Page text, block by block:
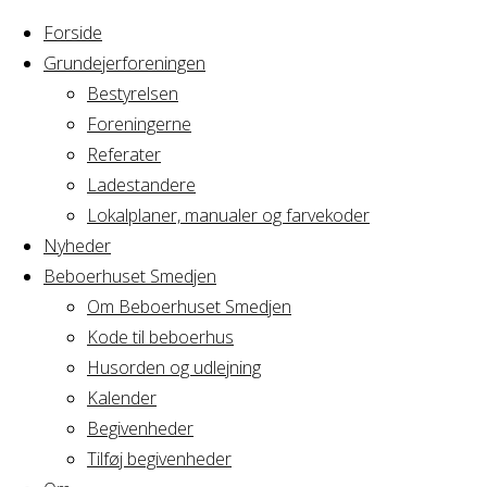
Forside
Grundejerforeningen
Bestyrelsen
Foreningerne
Referater
Ladestandere
Lokalplaner, manualer og farvekoder
Nyheder
Beboerhuset Smedjen
Om Beboerhuset Smedjen
Kode til beboerhus
Husorden og udlejning
Kalender
Begivenheder
Tilføj begivenheder
Home
Articles posted
by Mahwash
Nothing